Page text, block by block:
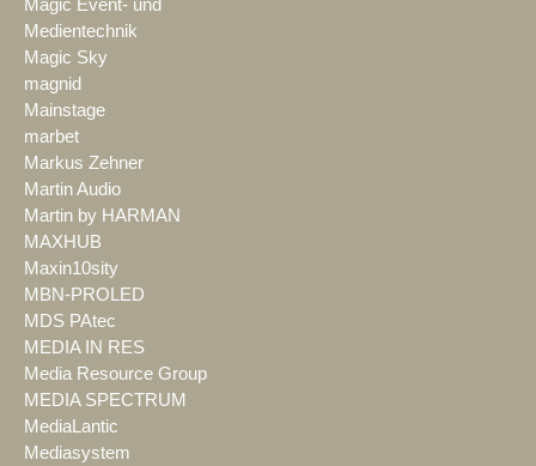
Magic Event- und
Medientechnik
Magic Sky
magnid
Mainstage
marbet
Markus Zehner
Martin Audio
Martin by HARMAN
MAXHUB
Maxin10sity
MBN-PROLED
MDS PAtec
MEDIA IN RES
Media Resource Group
MEDIA SPECTRUM
MediaLantic
Mediasystem